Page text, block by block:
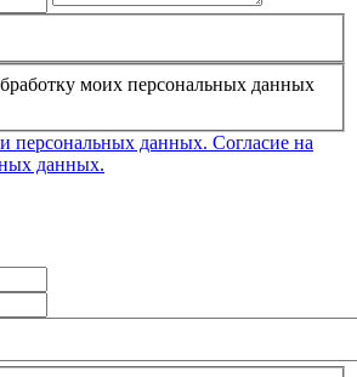
моих персональных данных
персональных данных. Согласие на
данных.